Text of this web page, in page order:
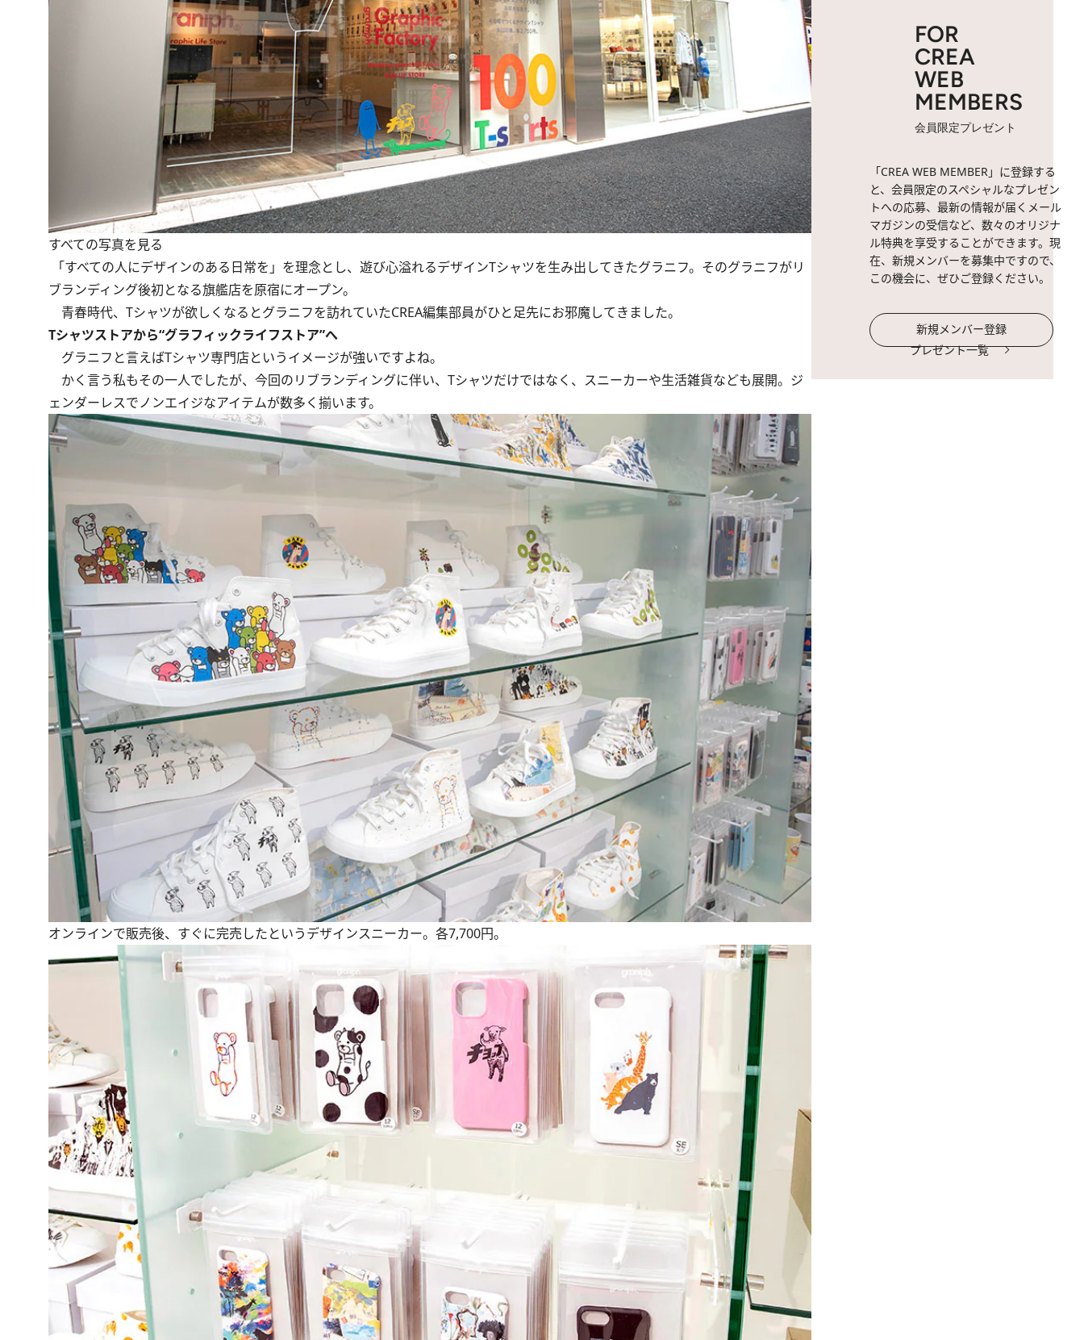
すべての写真を見る
「すべての人にデザインのある日常を」を理念とし、遊び心溢れるデザインTシャツを生み出してきたグラニフ。そのグラニフがリ
ブランディング後初となる旗艦店を原宿にオープン。
青春時代、Tシャツが欲しくなるとグラニフを訪れていたCREA編集部員がひと足先にお邪魔してきました。
Tシャツストアから“グラフィックライフストア”へ
グラニフと言えばTシャツ専門店というイメージが強いですよね。
かく言う私もその一人でしたが、今回のリブランディングに伴い、Tシャツだけではなく、スニーカーや生活雑貨なども展開。ジ
ェンダーレスでノンエイジなアイテムが数多く揃います。
オンラインで販売後、すぐに完売したというデザインスニーカー。各7,700円。
FOR
CREA
WEB
MEMBERS
会員限定プレゼント
「CREA WEB MEMBER」に登録する
と、会員限定のスペシャルなプレゼン
トへの応募、最新の情報が届くメール
マガジンの受信など、数々のオリジナ
ル特典を享受することができます。現
在、新規メンバーを募集中ですので、
この機会に、ぜひご登録ください。
新規メンバー登録
プレゼント一覧